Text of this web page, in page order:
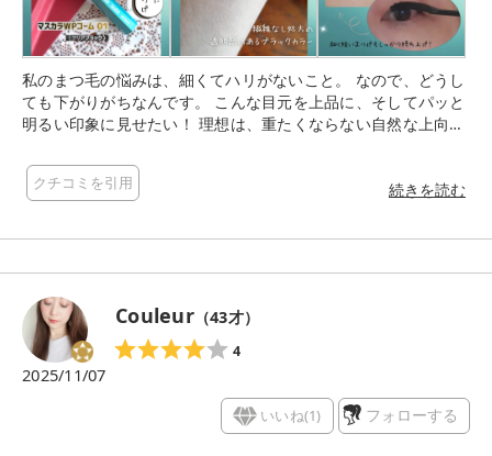
も、くるんと上向きまつ毛になります。 さらに、ナチュラルな
束感が出るので、まつ毛の根元が濃く見えます。 たっぷり塗っ
ても、ダマにはならないので、仕上がりがとてもキレイです。
しっかりアイメイクをしたいなら、先に下地を塗ってから使用
すると、一気にボリュームや長さを出して、 下地では届かなか
ったまつ毛や根元には、このマスカラのコームで丁寧に塗るこ
も使いやすくて、上から重ねたマスカラがキレイに塗れて、ボ
リュームや長さが出ます。 下地として、しっかり上向きまつ毛
リアブラックというお色は、手に取ると、透けるような黒色
いお色だと思いました。 たっぷり塗っても、夕方に崩れてきた
り、まつ毛が下がってくることもなかったので、夏のレジャー
でも活躍しそうです。 夜、オフする時は、ポイント用メイク落
としを使って、丁寧に落とすようにしています。 きちんとオフ
した後は、美容液を塗って、まつ育を心がけて、次の日のアイ
メイクにつながる努力をしています。
私のまつ毛の悩みは、細くてハリがないこと。 なので、どうし
ても下がりがちなんです。 こんな目元を上品に、そしてパッと
明るい印象に見せたい！ 理想は、重たくならない自然な上向き
想の目元をテクニックレスで叶えてそうなんですよ。 ★3650
マスカラWPコーム 01（クリアブラック） 大人にこそ試してほ
維）が入っていないため、 液がなめらかにまつ毛に密着するよ
ような、 ツヤのある美しい仕上がりが気に入っています。 そし
て、カラーは「クリアブラック」 真っ黒すぎない、透け感のあ
る絶妙なブラックカラーです。 目元が暗く沈んで見えず、 上品
な抜け感とみずみずしい透明感をプラスしてくれますよ。 細く
短い隙間のまつ毛もしっかり捉える、 クシ状のコームブラシが
採用されています。 まつ毛を根元からすっととかし上げるだけ
で、 今っぽい綺麗な「束感まつ毛」が簡単につくれましたよ。
水や汗、皮脂、こすれに強いウォータープルーフ＆スマッジプ
クチコミを引用 続きを読む
Couleur（43才）
4
2025/11/07
いいね(1) フォローする